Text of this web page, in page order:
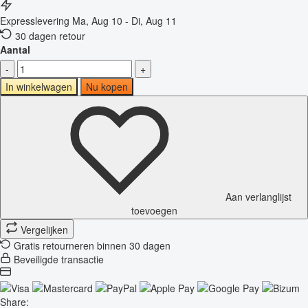
Expresslevering Ma, Aug 10 - Di, Aug 11
30 dagen retour
Aantal
-
+
In winkelwagen
Nu kopen
Aan verlanglijst
toevoegen
Vergelijken
Gratis retourneren binnen 30 dagen
Beveiligde transactie
Share: